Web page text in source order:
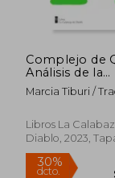
Complejo de
Análisis de la
humillación
Marcia Tiburi / Traducción
Libros La
Diablo, 2023,
Nuevo